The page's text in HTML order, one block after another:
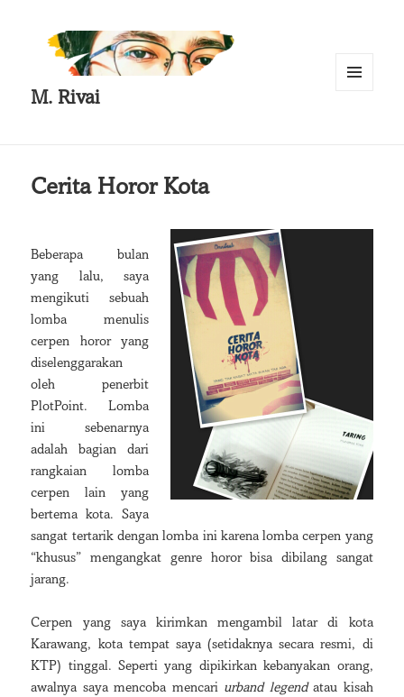
M. Rivai
Cerita Horor Kota
Beberapa bulan
yang lalu, saya
mengikuti sebuah
lomba menulis
cerpen horor yang
diselenggarakan
oleh penerbit
PlotPoint. Lomba
ini sebenarnya
adalah bagian dari
rangkaian lomba
cerpen lain yang
bertema kota. Saya
sangat tertarik dengan lomba ini karena lomba cerpen yang
“khusus” mengangkat genre horor bisa dibilang sangat
jarang.
Cerpen yang saya kirimkan mengambil latar di kota
Karawang, kota tempat saya (setidaknya secara resmi, di
KTP) tinggal. Seperti yang dipikirkan kebanyakan orang,
awalnya saya mencoba mencari urband legendatau kisah